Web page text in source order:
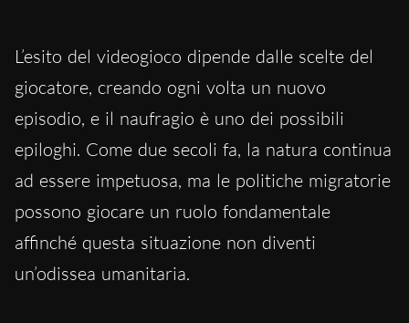
L’esito del videogioco dipende dalle scelte del
giocatore, creando ogni volta un nuovo
episodio, e il naufragio è uno dei possibili
epiloghi. Come due secoli fa, la natura continua
ad essere impetuosa, ma le politiche migratorie
possono giocare un ruolo fondamentale
affinché questa situazione non diventi
un’odissea umanitaria.